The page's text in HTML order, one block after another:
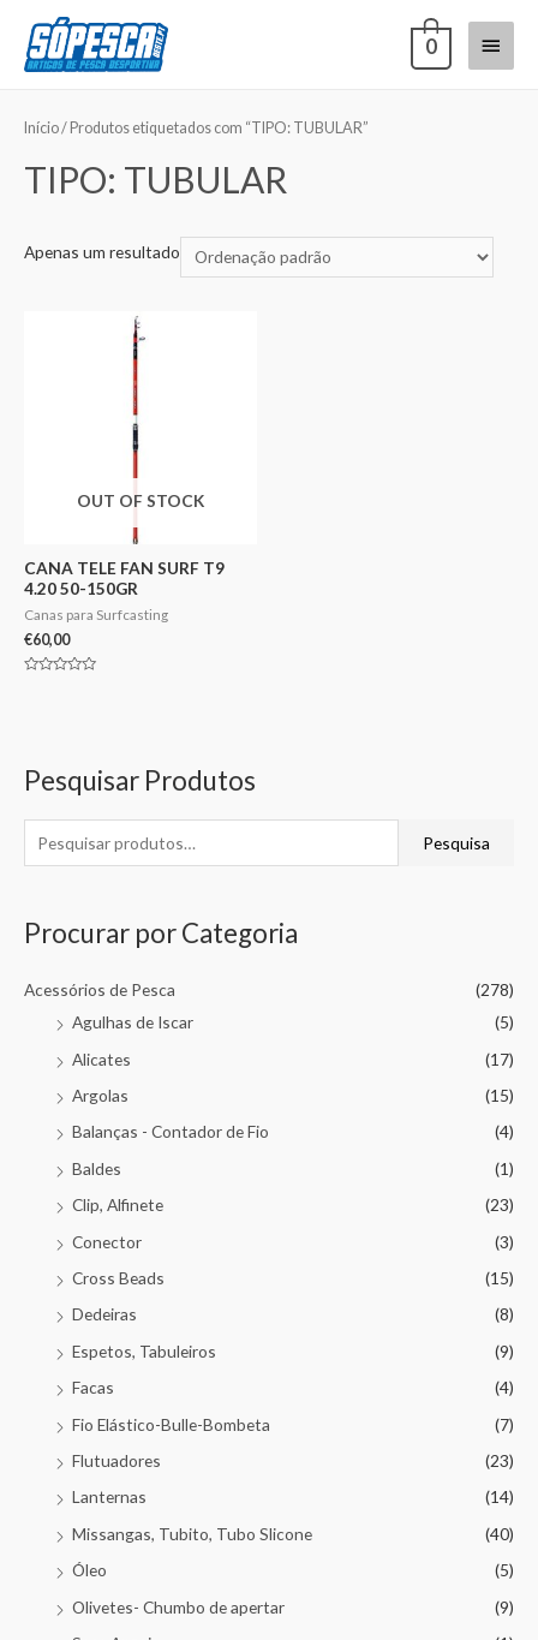
0
Pesquisar Produtos
Pesquisa
Procurar por Categoria
Acessórios de Pesca
(278)
Agulhas de Iscar
(5)
Alicates
(17)
Argolas
(15)
Balanças - Contador de Fio
(4)
Baldes
(1)
Clip, Alfinete
(23)
Conector
(3)
Cross Beads
(15)
Dedeiras
(8)
Espetos, Tabuleiros
(9)
Facas
(4)
Fio Elástico-Bulle-Bombeta
(7)
Flutuadores
(23)
Lanternas
(14)
Missangas, Tubito, Tubo Slicone
(40)
Óleo
(5)
Olivetes- Chumbo de apertar
(9)
Início/ Produtos etiquetados com “TIPO: TUBULAR”
TIPO: TUBULAR
Apenas um resultado
OUT OF STOCK
CANA TELE FAN SURF T9
4.20 50-150GR
Canas para Surfcasting
€60,00